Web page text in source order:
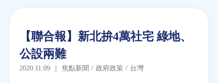
焦點新聞
Back
top
【聯合報】新北拚4萬社宅 綠地、
公設兩難
2020.11.09 ｜ 焦點新聞 / 政府政策 / 台灣